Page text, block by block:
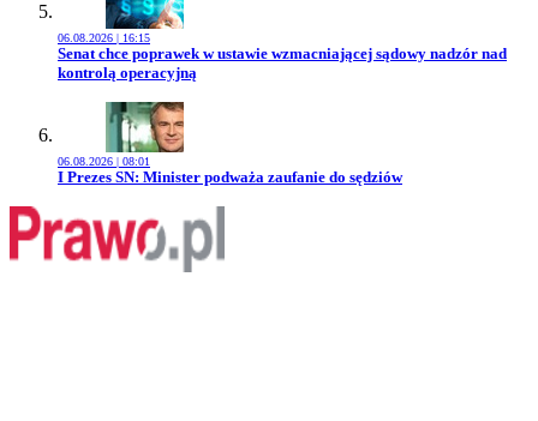
06.08.2026 | 16:15
Przejdź do artykułu:
Senat chce poprawek w ustawie wzmacniającej sądowy nadzór nad
kontrolą operacyjną
06.08.2026 | 08:01
Przejdź do artykułu:
I Prezes SN: Minister podważa zaufanie do sędziów